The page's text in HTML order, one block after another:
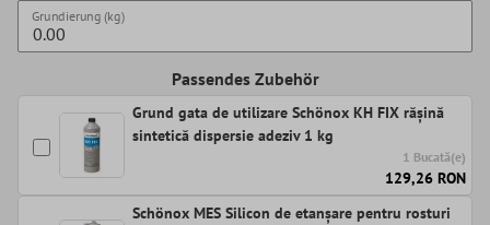
Grundierung (kg)
Passendes Zubehör
Grund gata de utilizare Schönox KH FIX rășină
sintetică dispersie adeziv 1 kg
1 Bucată(e)
129,26 RON
Schönox MES Silicon de etanșare pentru rosturi